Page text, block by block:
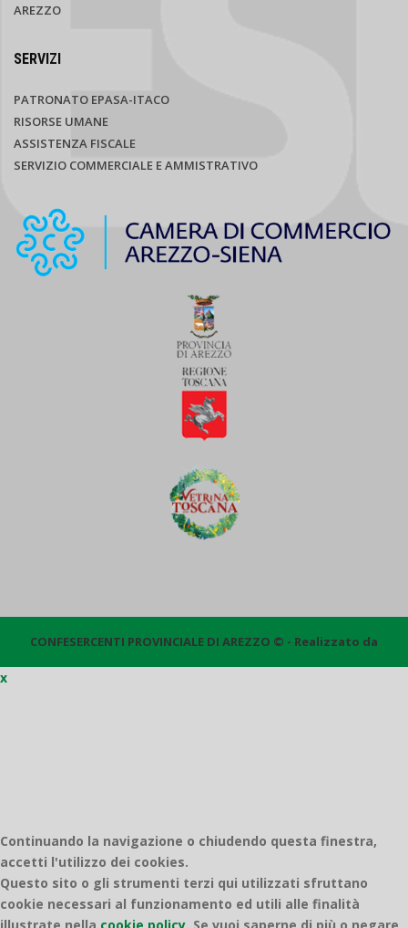
AREZZO
SERVIZI
PATRONATO EPASA-ITACO
RISORSE UMANE
ASSISTENZA FISCALE
SERVIZIO COMMERCIALE E AMMISTRATIVO
CONFESERCENTI PROVINCIALE DI AREZZO © - Realizzato da
x
Continuando la navigazione o chiudendo questa finestra,
accetti l'utilizzo dei cookies.
Questo sito o gli strumenti terzi qui utilizzati sfruttano
cookie necessari al funzionamento ed utili alle finalità